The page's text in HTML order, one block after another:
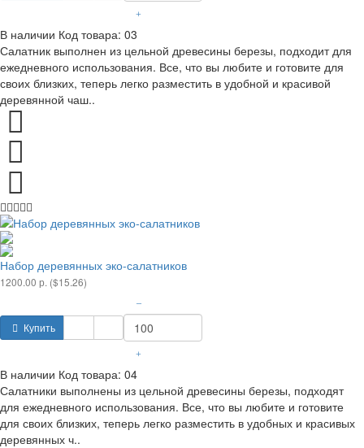
+
В наличии Код товара: 03
Салатник выполнен из цельной древесины березы, подходит для
ежедневного использования. Все, что вы любите и готовите для
своих близких, теперь легко разместить в удобной и красивой
деревянной чаш..
Набор деревянных эко-салатников
1200.00 р. ($15.26)
Купить
–
+
В наличии Код товара: 04
Салатники выполнены из цельной древесины березы, подходят
для ежедневного использования. Все, что вы любите и готовите
для своих близких, теперь легко разместить в удобных и красивых
деревянных ч..